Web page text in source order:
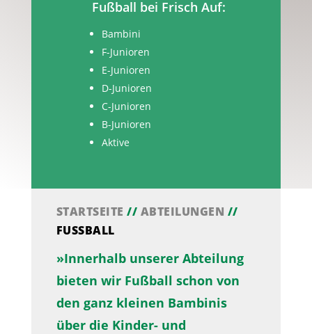
Fußball bei Frisch Auf:
Bambini
F-Junioren
E-Junioren
D-Junioren
C-Junioren
B-Junioren
Aktive
STARTSEITE // ABTEILUNGEN //
FUSSBALL
»Innerhalb unserer Abteilung
bieten wir Fußball schon von
den ganz kleinen Bambinis
über die Kinder- und